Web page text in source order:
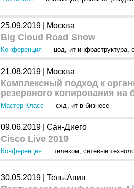
25.09.2019 | Москва
Big Cloud Road Show
Конференция цод, ит-инфраструктура,
21.08.2019 | Москва
Комплексный подход к
резервного копирования на
Мастер-Класс схд, ит в бизнесе
09.06.2019 | Сан-Диего
Cisco Live 2019
Конференция телеком, сетевые
30.05.2019 | Тель-Авив